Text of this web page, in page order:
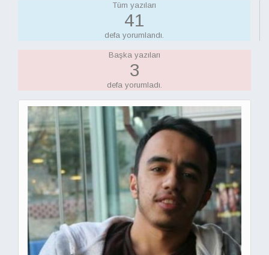
Tüm yazıları
42
defa yorumlandı.
Başka yazıları
3
defa yorumladı.